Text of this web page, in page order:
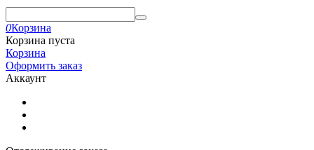
0Корзина
Корзина пуста
Корзина
Оформить заказ
Аккаунт